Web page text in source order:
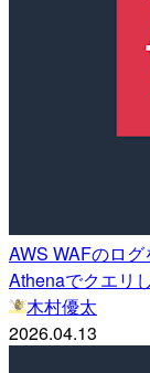
AWS WAFのロ
Athenaでクエリ
木村優太
2026.04.13